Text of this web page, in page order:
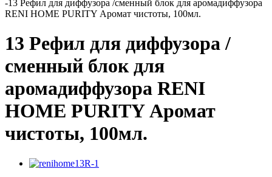
-13 Рефил для диффузора /сменный блок для аромадиффузора
RENI HOME PURITY Аромат чистоты, 100мл.
13 Рефил для диффузора /
сменный блок для
аромадиффузора RENI
HOME PURITY Аромат
чистоты, 100мл.